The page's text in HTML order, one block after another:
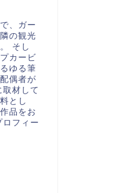
、ガー
の観光
そし
カービ
ゆる筆
偶者が
材して
とし
品をお
ロフィー